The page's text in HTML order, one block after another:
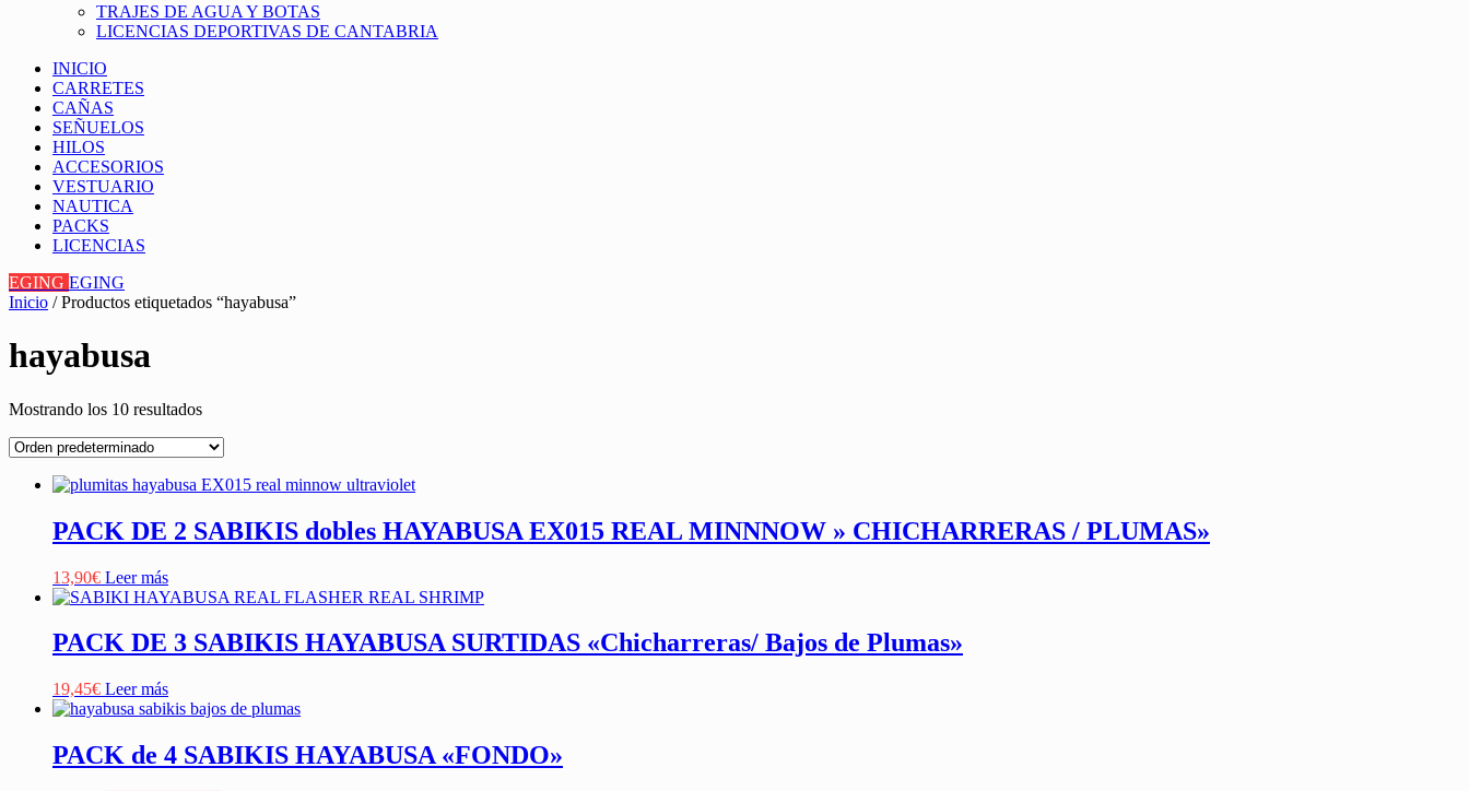
TRAJES DE AGUA Y BOTAS
LICENCIAS DEPORTIVAS DE CANTABRIA
INICIO
CARRETES
CAÑAS
SEÑUELOS
HILOS
ACCESORIOS
VESTUARIO
NAUTICA
PACKS
LICENCIAS
EGING EGING
Inicio / Productos etiquetados “hayabusa”
hayabusa
Mostrando los 10 resultados
PACK DE 2 SABIKIS dobles HAYABUSA EX015 REAL MINNNOW » CHICHARRERAS / PLUMAS»
13,90€ Leer más
PACK DE 3 SABIKIS HAYABUSA SURTIDAS «Chicharreras/ Bajos de Plumas»
19,45€ Leer más
PACK de 4 SABIKIS HAYABUSA «FONDO»